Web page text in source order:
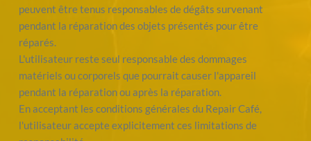
peuvent être tenus responsables de dégâts survenant
pendant la réparation des objets présentés pour être
réparés.
L'utilisateur reste seul responsable des dommages
matériels ou corporels que pourrait causer l'appareil
pendant la réparation ou après la réparation.
En acceptant les conditions générales du Repair Café,
l'utilisateur accepte explicitement ces limitations de